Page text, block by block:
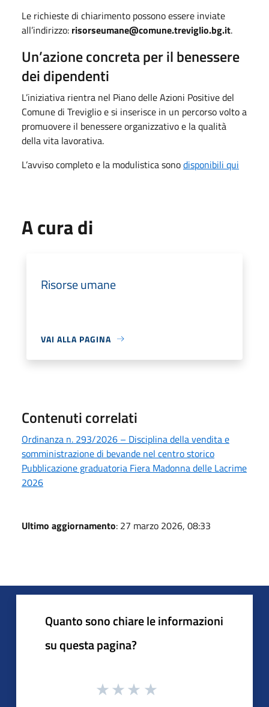
Le richieste di chiarimento possono essere inviate
all’indirizzo: risorseumane@comune.treviglio.bg.it.
Un’azione concreta per il benessere
dei dipendenti
L’iniziativa rientra nel Piano delle Azioni Positive del
Comune di Treviglio e si inserisce in un percorso volto a
promuovere il benessere organizzativo e la qualità
della vita lavorativa.
L’avviso completo e la modulistica sonodisponibili qui
A cura di
Risorse umane
VAI ALLA PAGINA
Contenuti correlati
Ordinanza n. 293/2026 – Disciplina della vendita e
somministrazione di bevande nel centro storico
Pubblicazione graduatoria Fiera Madonna delle Lacrime
2026
Ultimo aggiornamento: 27 marzo 2026, 08:33
Quanto sono chiare le informazioni
su questa pagina?